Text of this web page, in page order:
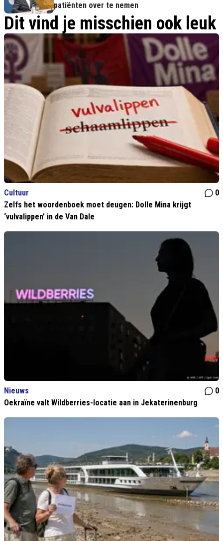
patiënten over te nemen
Dit vind je misschien ook leuk
Cultuur
0
Zelfs het woordenboek moet deugen: Dolle Mina krijgt
‘vulvalippen’ in de Van Dale
Nieuws
0
Oekraïne valt Wildberries-locatie aan in Jekaterinenburg